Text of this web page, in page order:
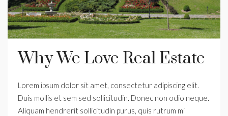
Why We Love Real Estate
Lorem ipsum dolor sit amet, consectetur adipiscing elit.
Duis mollis et sem sed sollicitudin. Donec non odio neque.
Aliquam hendrerit sollicitudin purus, quis rutrum mi